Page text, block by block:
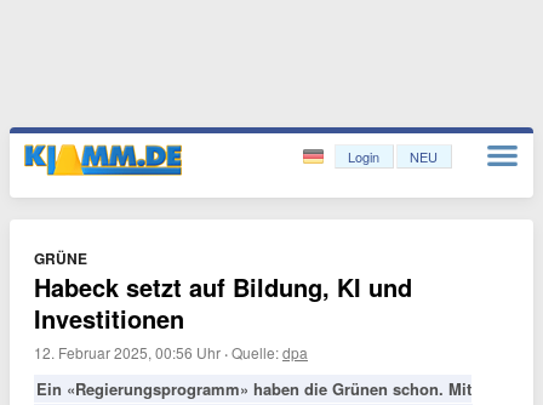
Login NEU
GRÜNE
Habeck setzt auf Bildung, KI und
Investitionen
12. Februar 2025, 00:56 Uhr ·Quelle:dpa
Ein «Regierungsprogramm» haben die Grünen schon. Mit